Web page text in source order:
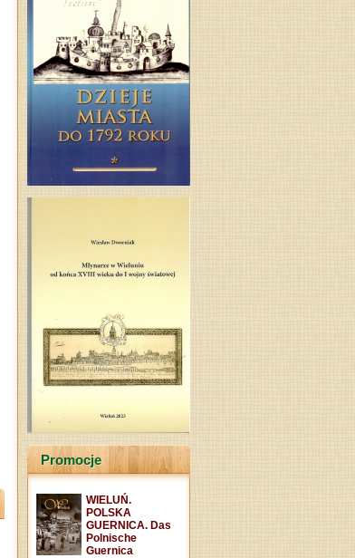
Promocje
WIELUŃ.
POLSKA
GUERNICA. Das
Polnische
Guernica